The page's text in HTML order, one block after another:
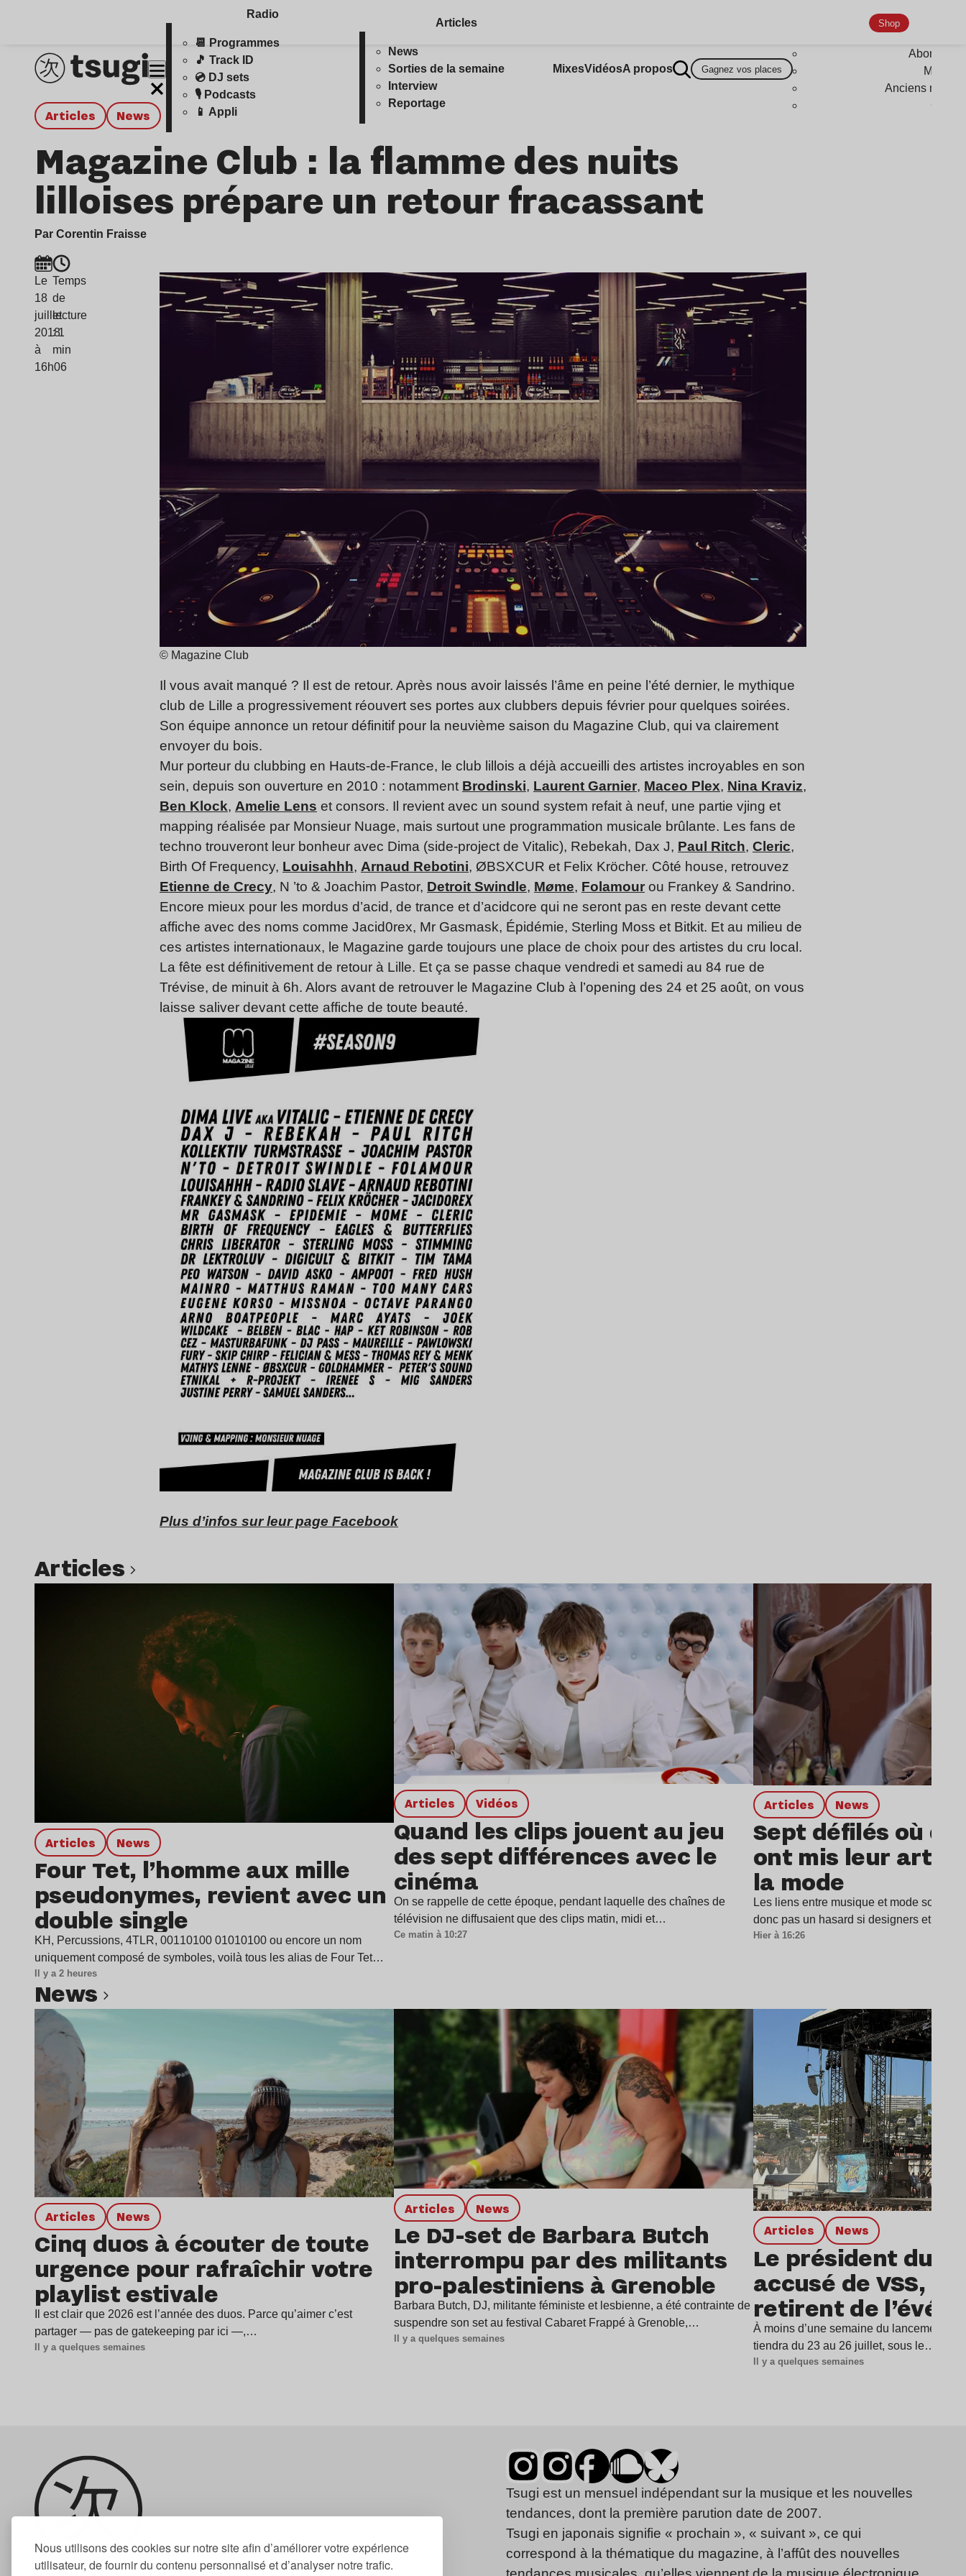
Nous utilisons des cookies sur notre site afin d’améliorer votre expérience
utilisateur, de fournir du contenu personnalisé et d’analyser notre trafic.
Radio
📆 Programmes
🎵 Track ID
💿 DJ sets
🎙️ Podcasts
📱 Appli
Articles
News
Sorties de la semaine
Interview
Reportage
MixesVidéosA propos Gagnez vos places
Shop
Anciens
Articles news
Magazine Club : la flamme des nuits
lilloises prépare un retour fracassant
Par Corentin Fraisse
Le
18
juillet
2018
à
16h06
Temps
de
lecture
: 1
min
© Magazine Club
Il vous avait manqué ? Il est de retour. Après nous avoir laissés l’âme en peine l’été dernier, le mythique
club de Lille a progressivement réouvert ses portes aux clubbers depuis février pour quelques soirées.
Son équipe annonce un retour définitif pour la neuvième saison du Magazine Club, qui va clairement
envoyer du bois.
Mur porteur du clubbing en Hauts-de-France, le club lillois a déjà accueilli des artistes incroyables en son
sein, depuis son ouverture en 2010 : notamment Brodinski, Laurent Garnier, Maceo Plex, Nina Kraviz,
Ben Klock, Amelie Lens et consors. Il revient avec un sound system refait à neuf, une partie vjing et
mapping réalisée par Monsieur Nuage, mais surtout une programmation musicale brûlante. Les fans de
techno trouveront leur bonheur avec Dima (side-project de Vitalic), Rebekah, Dax J, Paul Ritch, Cleric,
Birth Of Frequency, Louisahhh, Arnaud Rebotini, ØBSXCUR et Felix Kröcher. Côté house, retrouvez
Etienne de Crecy, N ’to & Joachim Pastor, Detroit Swindle, Møme, Folamour ou Frankey & Sandrino.
Encore mieux pour les mordus d’acid, de trance et d’acidcore qui ne seront pas en reste devant cette
affiche avec des noms comme Jacid0rex, Mr Gasmask, Épidémie, Sterling Moss et Bitkit. Et au milieu de
ces artistes internationaux, le Magazine garde toujours une place de choix pour des artistes du cru local.
La fête est définitivement de retour à Lille. Et ça se passe chaque vendredi et samedi au 84 rue de
Trévise, de minuit à 6h. Alors avant de retrouver le Magazine Club à l’opening des 24 et 25 août, on vous
laisse saliver devant cette affiche de toute beauté.
Plus d’infos sur leur page Facebook
Articles
Articles news
Four Tet, l’homme aux mille
pseudonymes, revient avec un
double single
KH, Percussions, 4TLR, 00110100 01010100 ou encore un nom
uniquement composé de symboles, voilà tous les alias de Four Tet…
Il y a 2 heures
Articles Vidéos
Quand les clips jouent au jeu
des sept différences avec le
cinéma
On se rappelle de cette époque, pendant laquelle des chaînes de
télévision ne diffusaient que des clips matin, midi et…
Ce matin à 10:27
Articles news
Sept défilés où
ont mis leur art
la mode
Les liens entre musique et mode sont
donc pas un hasard si designers et
Hier à 16:26
Lire l’article Lire l’article
news
Articles news
Cinq duos à écouter de toute
urgence pour rafraîchir votre
playlist estivale
Il est clair que 2026 est l’année des duos. Parce qu’aimer c’est
partager — pas de gatekeeping par ici —,…
Il y a quelques semaines
Articles news
Le DJ-set de Barbara Butch
interrompu par des militants
pro-palestiniens à Grenoble
Barbara Butch, DJ, militante féministe et lesbienne, a été contrainte de
suspendre son set au festival Cabaret Frappé à Grenoble,…
Il y a quelques semaines
Articles news
Le président du
accusé de VSS,
retirent de
À moins d’une semaine du lancement
tiendra du 23 au 26 juillet, sous le…
Il y a quelques semaines
Lire l’article Lire l’article
Tsugi est un mensuel indépendant sur la musique et les nouvelles
tendances, dont la première parution date de 2007.
Tsugi en japonais signifie « prochain », « suivant », ce qui
correspond à la thématique du magazine, à l’affût des nouvelles